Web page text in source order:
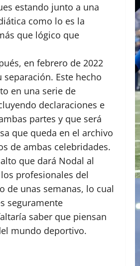
estando junto a una
como lo es la
que lógico que
en febrero de 2022
Este hecho
en una serie de
declaraciones e
partes y que será
que queda en el archivo
de ambas celebridades.
que dará Nodal al
profesionales del
de unas semanas, lo cual
seguramente
saber que piensan
mundo deportivo.